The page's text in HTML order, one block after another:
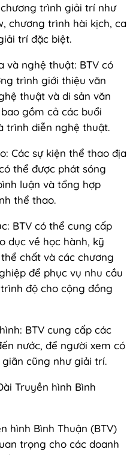
trình giải trí như
chương trình hài kịch, ca
trí đặc biệt.
và nghệ thuật: BTV có
trình giới thiệu văn
thuật và di sản văn
gồm cả các buổi
trình diễn nghệ thuật.
Các sự kiện thể thao địa
thể được phát sóng
luận và tổng hợp
thể thao.
BTV có thể cung cấp
dục về học hành, kỹ
chất và các chương
để phục vụ nhu cầu
độ cho cộng đồng
BTV cung cấp các
nước, để người xem có
cũng như giải trí.
Truyền hình Bình
hình Bình Thuận (BTV)
trọng cho các doanh